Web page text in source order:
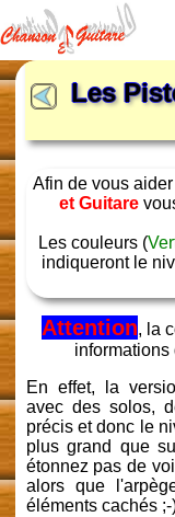
Les
Afin de vous
et Guitare
Les couleurs (
indiqueront le
Attention, la
En effet, la
avec des solos,
précis et donc le
plus grand que
étonnez pas de
alors que
éléments cachés ;-